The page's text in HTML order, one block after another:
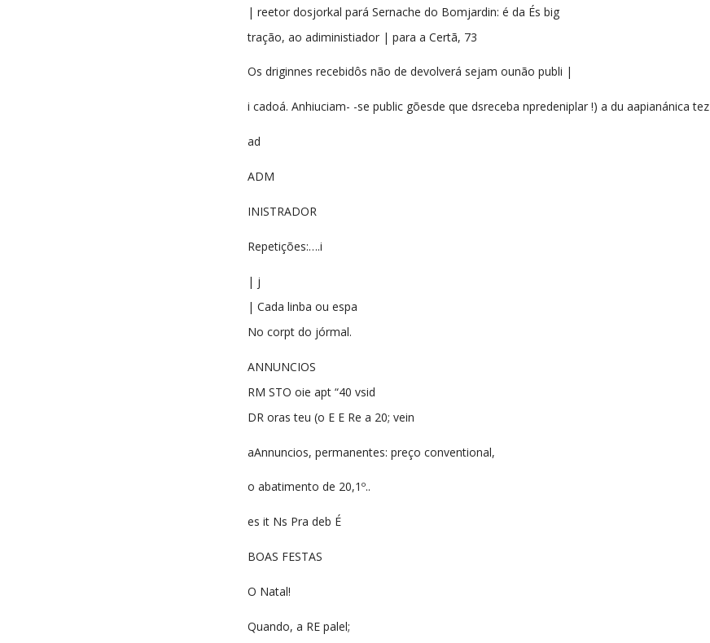
| reetor dosjorkal pará Sernache do Bomjardin: é da És big
tração, ao adiministiador | para a Certã, 73
Os driginnes recebidôs não de devolverá sejam ounão publi |
i cadoá. Anhiuciam- -se public gõesde que dsreceba npredeniplar !) a du aapianánica tez
ad
ADM
INISTRADOR
Repetições:….i
| j
| Cada linba ou espa
No corpt do jórmal.
ANNUNCIOS
RM STO oie apt “40 vsid
DR oras teu (o E E Re a 20; vein
aAnnuncios, permanentes: preço conventional,
o abatimento de 20,1º..
es it Ns Pra deb É
BOAS FESTAS
O Natal!
Quando, a RE palel;